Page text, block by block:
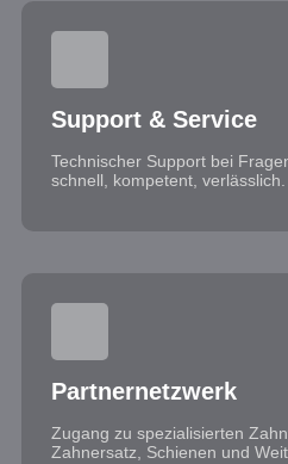
Support & Service
Technischer Support bei
schnell, kompetent, verlässlich.
Partnernetzwerk
Zugang zu spezialisierten
Zahnersatz, Schienen und